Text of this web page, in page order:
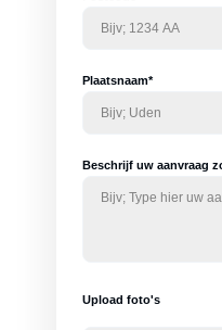
Plaatsnaam*
Beschrijf uw aanvraag
Upload foto's